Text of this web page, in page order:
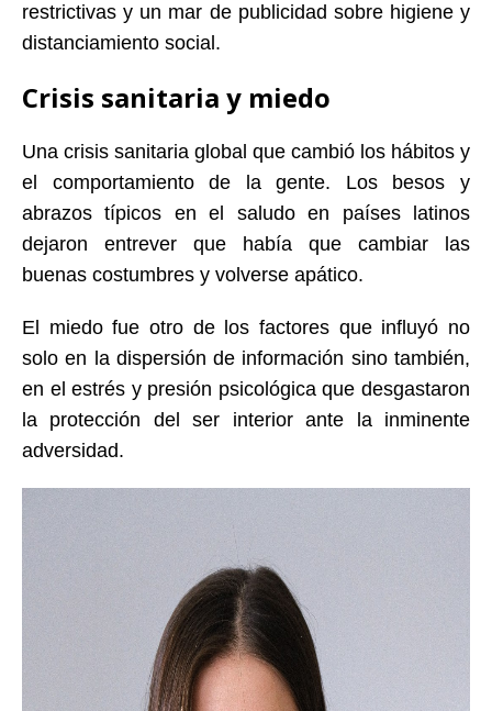
restrictivas y un mar de publicidad sobre higiene y
distanciamiento social.
Crisis sanitaria y miedo
Una crisis sanitaria global que cambió los hábitos y
el comportamiento de la gente. Los besos y
abrazos típicos en el saludo en países latinos
dejaron entrever que había que cambiar las
buenas costumbres y volverse apático.
El miedo fue otro de los factores que influyó no
solo en la dispersión de información sino también,
en el estrés y presión psicológica que desgastaron
la protección del ser interior ante la inminente
adversidad.